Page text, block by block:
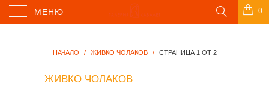
МЕНЮ 0
НАЧАЛО / ЖИВКО ЧОЛАКОВ / СТРАНИЦА 1 ОТ 2
ЖИВКО ЧОЛАКОВ